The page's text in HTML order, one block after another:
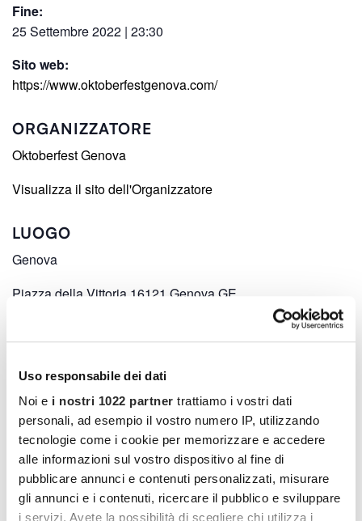
Uso responsabile dei dati
Noi e i nostri 1022 partner trattiamo i vostri dati
personali, ad esempio il vostro numero IP, utilizzando
tecnologie come i cookie per memorizzare e accedere
alle informazioni sul vostro dispositivo al fine di
pubblicare annunci e contenuti personalizzati, misurare
gli annunci e i contenuti, ricercare il pubblico e sviluppare
i servizi. Avete la possibilità di scegliere chi utilizza i
Fine:
25 Settembre 2022 | 23:30
Sito web:
https://www.oktoberfestgenova.com/
ORGANIZZATORE
Oktoberfest Genova
Visualizza il sito dell'Organizzatore
LUOGO
Genova
Piazza della Vittoria 16121 Genova GE